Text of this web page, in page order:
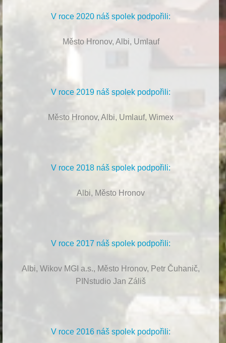
V roce 2020 náš spolek podpořili:
Město Hronov, Albi, Umlauf
V roce 2019 náš spolek podpořili:
Město Hronov, Albi, Umlauf, Wimex
V roce 2018 náš spolek podpořili:
Albi, Město Hronov
V roce 2017 náš spolek podpořili:
Albi, Wikov MGI a.s., Město Hronov, Petr Čuhanič,
PINstudio Jan Záliš
V roce 2016 náš spolek podpořili: